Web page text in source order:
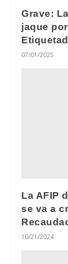
Grave:
jaque
07/01/2025
La AFIP
se va a
10/21/2024